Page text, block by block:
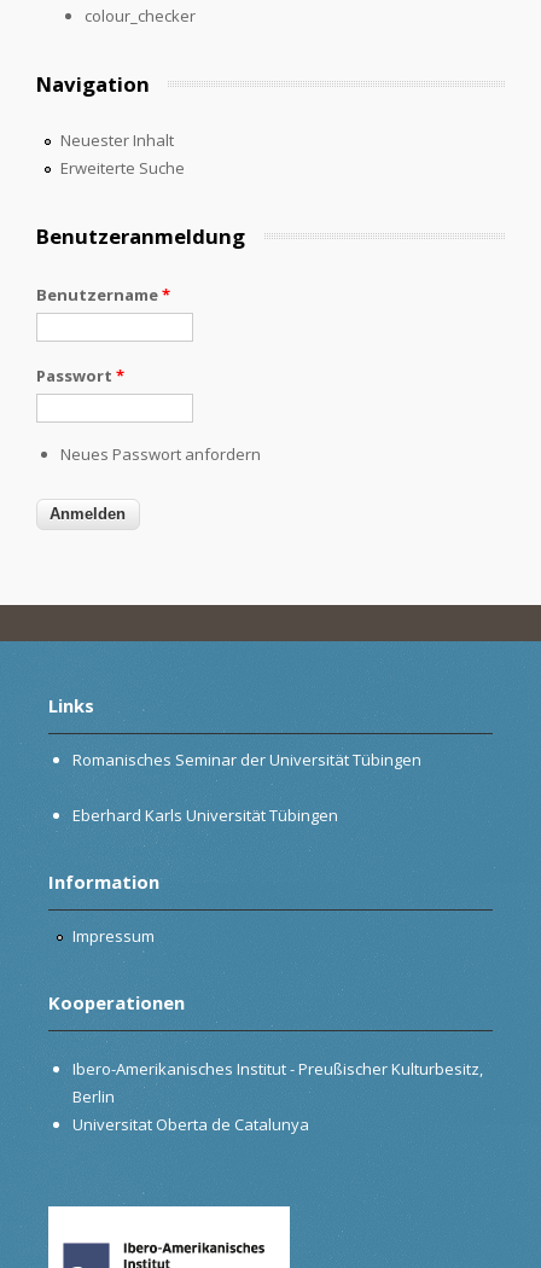
colour_checker
Navigation
Neuester Inhalt
Erweiterte Suche
Benutzeranmeldung
Benutzername*
Passwort *
Neues Passwort anfordern
Links
Romanisches Seminar der Universität Tübingen
Eberhard Karls Universität Tübingen
Information
Impressum
Kooperationen
Ibero-Amerikanisches Institut - Preußischer Kulturbesitz,
Berlin
Universitat Oberta de Catalunya